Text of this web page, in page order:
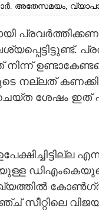
അതേസമയം,
നല്ലത്
ചെയ്ത ശേഷം
കോണ്‍ഗ്രസ്
സീറ്റിലെ